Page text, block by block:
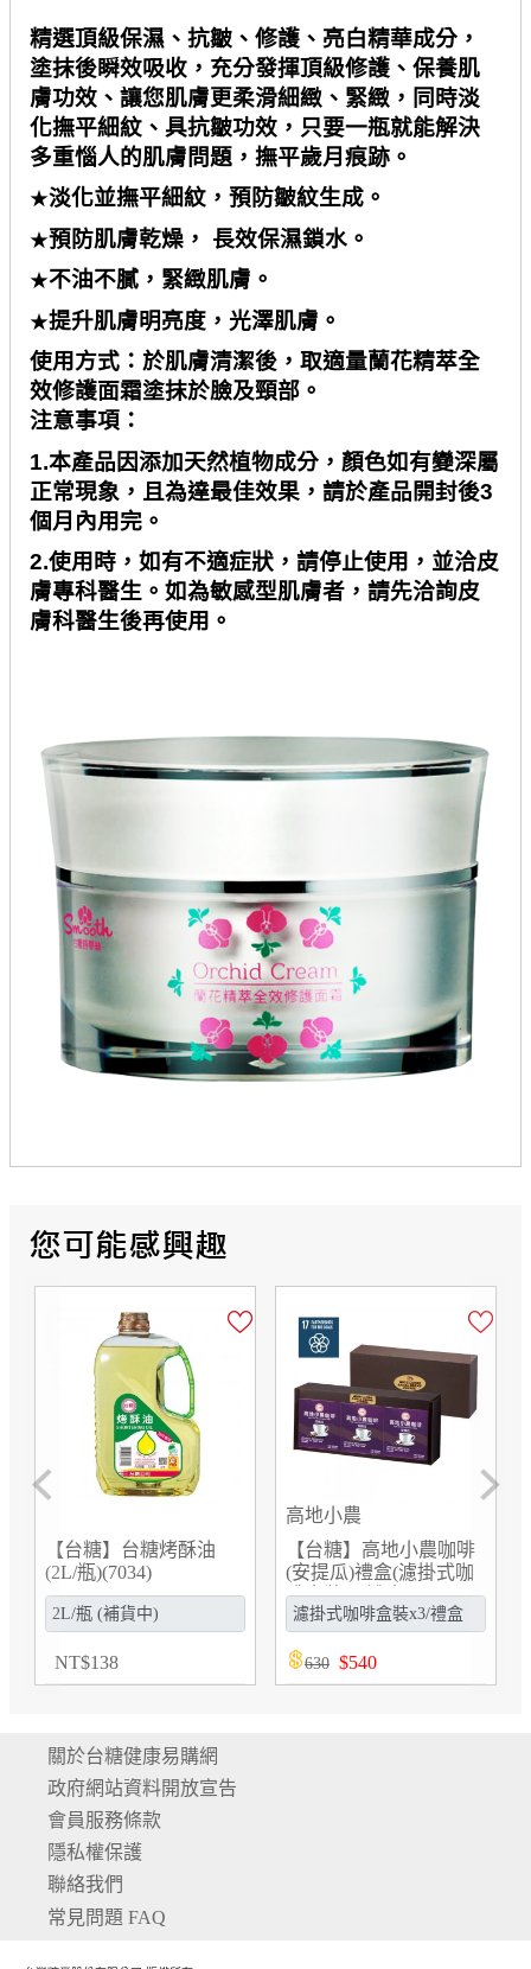
精選頂級保濕、抗皺、修護、亮白精華成分，
塗抹後瞬效吸收，充分發揮頂級修護、保養肌
膚功效、讓您肌膚更柔滑細緻、緊緻，同時淡
化撫平細紋、具抗皺功效，只要一瓶就能解決
多重惱人的肌膚問題，撫平歲月痕跡。
★淡化並撫平細紋，預防皺紋生成。
★預防肌膚乾燥， 長效保濕鎖水。
★不油不膩，緊緻肌膚。
★提升肌膚明亮度，光澤肌膚。
使用方式：於肌膚清潔後，取適量蘭花精萃全
效修護面霜塗抹於臉及頸部。
注意事項：
1.本產品因添加天然植物成分，顏色如有變深屬
正常現象，且為達最佳效果，請於產品開封後3
個月內用完。
2.使用時，如有不適症狀，請停止使用，並洽皮
膚專科醫生。 如為敏感型肌膚者，請先洽詢皮
膚科醫生後再使用。
【台糖】台糖烤酥油
(2L/瓶)(7034)
NT$138
高地小農
【台糖】高地小農咖啡
(安提瓜)禮盒(濾掛式咖
啡盒裝x3/禮盒)
(G952303)
630 $540
Previous Next
關於台糖健康易購網
政府網站資料開放宣告
會員服務條款
隱私權保護
聯絡我們
常見問題 FAQ